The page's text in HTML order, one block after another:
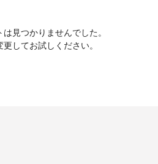
見つかりませんでした。
してお試しください。